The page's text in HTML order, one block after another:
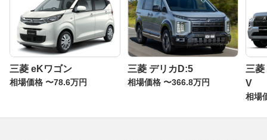
三菱 eKワゴン
相場価格 〜78.6万円
三菱 デリカD:5
相場価格 〜366.8万円
三
V
相場